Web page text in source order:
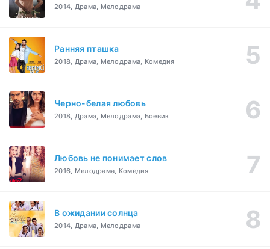
2014, Драма, Мелодрама
Ранняя пташка
2018, Драма, Мелодрама, Комедия
Черно-белая любовь
2018, Драма, Мелодрама, Боевик
Любовь не понимает слов
2016, Мелодрама, Комедия
В ожидании солнца
2014, Драма, Мелодрама